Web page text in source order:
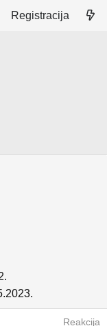
Registracija
Reakcija